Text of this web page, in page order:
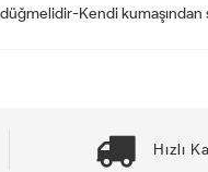
düğmelidir-Kendi
Hızlı